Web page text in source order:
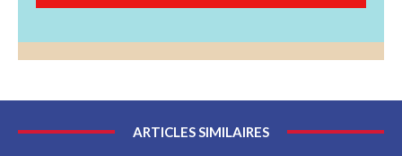
ARTICLES SIMILAIRES